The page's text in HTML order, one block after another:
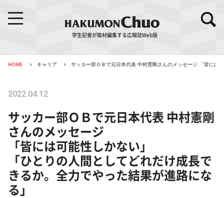
学生記者が取材編集する広報誌Web版
HOME キャリア サッカー部ＯＢで元日本代表 中村憲剛さんのメッセージ 「皆には
2022.04.12
サッカー部ＯＢで元日本代表 中村憲剛
さんのメッセージ
「皆には可能性しかない」
「ひとりの人間としてどれだけ成長で
きるか。全力でやった結果が進路にな
る」